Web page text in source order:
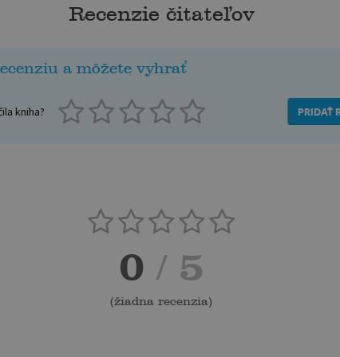
Recenzie čitateľov
a môžete vyhrať
kniha? PRIDAŤ
0 / 5
(žiadna recenzia)